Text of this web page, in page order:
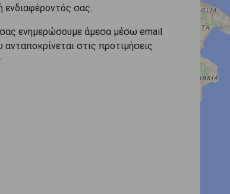
ενδιαφέροντός σας.
ενημερώσουμε άμεσα μέσω email
ανταποκρίνεται στις προτιμήσεις